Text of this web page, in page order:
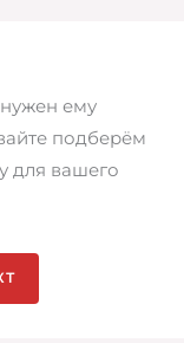
ему
подберём
для вашего